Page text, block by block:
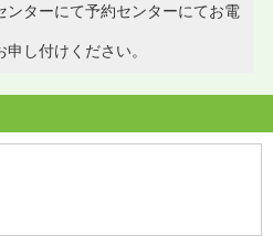
ターにて予約センターにてお電
し付けください。